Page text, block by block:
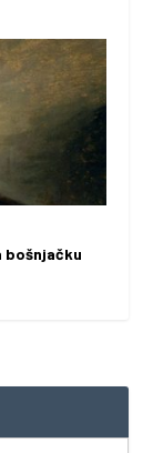
bošnjačku